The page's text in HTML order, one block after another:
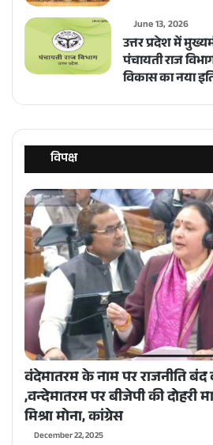
June 13, 2026
उत्तर प्रदेश में
पंचायती राज
विकास का नया
विपक्ष
वंदेमातरम के नाम पर राजनीति बंद
,वन्देमातरम पर बीजेपी की दोहरी
मिश्रा मोना, कांग्रेस
December 22, 2025